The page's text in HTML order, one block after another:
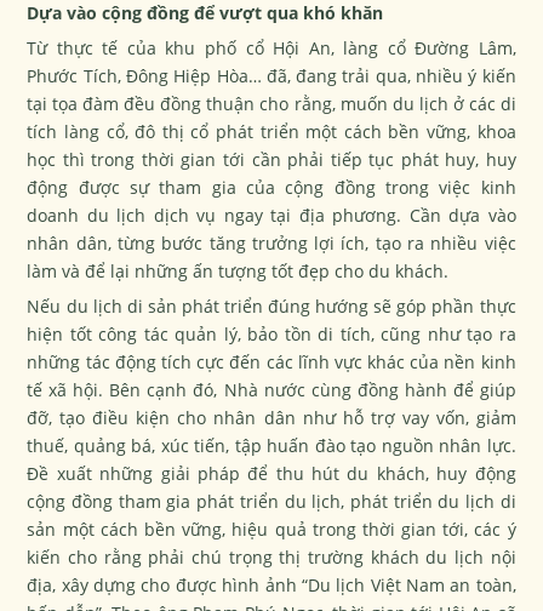
Dựa vào cộng đồng để vượt qua khó khăn
Từ thực tế của khu phố cổ Hội An, làng cổ Đường Lâm,
Phước Tích, Đông Hiệp Hòa… đã, đang trải qua, nhiều ý kiến
tại tọa đàm đều đồng thuận cho rằng, muốn du lịch ở các di
tích làng cổ, đô thị cổ phát triển một cách bền vững, khoa
học thì trong thời gian tới cần phải tiếp tục phát huy, huy
động được sự tham gia của cộng đồng trong việc kinh
doanh du lịch dịch vụ ngay tại địa phương. Cần dựa vào
nhân dân, từng bước tăng trưởng lợi ích, tạo ra nhiều việc
làm và để lại những ấn tượng tốt đẹp cho du khách.
Nếu du lịch di sản phát triển đúng hướng sẽ góp phần thực
hiện tốt công tác quản lý, bảo tồn di tích, cũng như tạo ra
những tác động tích cực đến các lĩnh vực khác của nền kinh
tế xã hội. Bên cạnh đó, Nhà nước cùng đồng hành để giúp
đỡ, tạo điều kiện cho nhân dân như hỗ trợ vay vốn, giảm
thuế, quảng bá, xúc tiến, tập huấn đào tạo nguồn nhân lực.
Đề xuất những giải pháp để thu hút du khách, huy động
cộng đồng tham gia phát triển du lịch, phát triển du lịch di
sản một cách bền vững, hiệu quả trong thời gian tới, các ý
kiến cho rằng phải chú trọng thị trường khách du lịch nội
địa, xây dựng cho được hình ảnh “Du lịch Việt Nam an toàn,